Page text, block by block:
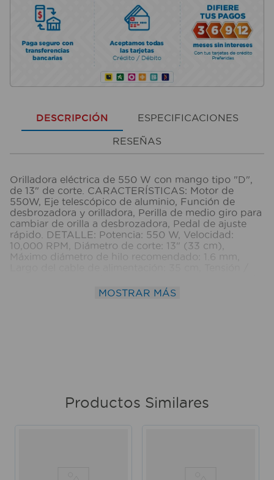
DESCRIPCIÓN ESPECIFICACIONES
RESEÑAS
Orilladora eléctrica de 550 W con mango tipo "D",
de 13" de corte. CARACTERÍSTICAS: Motor de
550W, Eje telescópico de aluminio, Función de
desbrozadora y orilladora, Perilla de medio giro para
cambiar de orilla a desbrozadora, Pedal de ajuste
rápido. DETALLE: Potencia: 550 W, Velocidad:
10,000 RPM, Diámetro de corte: 13" (33 cm),
Máximo diámetro de hilo recomendado: 1.6 mm,
trabajo: 50 minutos de trabajo por 20 minutos de
descanso. Máximo 6 horas. INCLUYE: Guarda
MOSTRAR MÁS
Productos Similares